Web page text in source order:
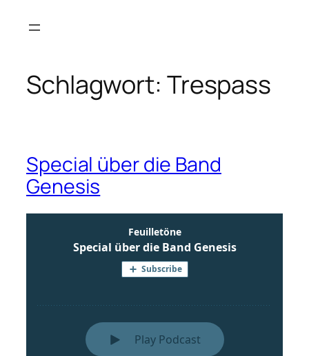
Inhalt
Schlagwort: Trespass
Special über die Band
Genesis